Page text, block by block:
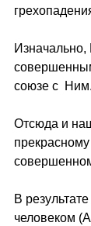
Изначально,
союзе с  Ним.
Отсюда и
В
человеком